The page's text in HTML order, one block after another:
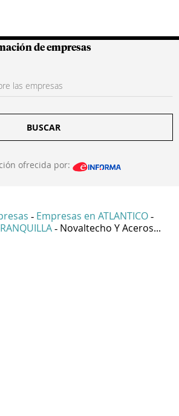
Colombianas
de empresas
BUSCAR
ofrecida por:
- Empresas en ATLANTICO -
- Novaltecho Y Aceros...